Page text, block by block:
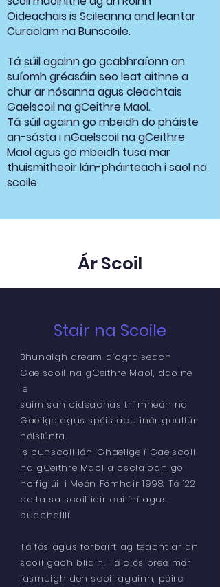
Oideachais is Scileanna and leantar
Curaclam na Bunscoile.
Tá súil againn go gcabhraíonn an
suíomh gréasáin seo leat aithne a
chur ar nósanna agus cleachtais
Gaelscoil na gCeithre Maol.
Tá súil againn go mbeidh do pháiste
an-sásta i nGaelscoil na gCeithre
Maol agus go mbeidh tusa mar
thuismitheoir lán-pháirteach i saol na
scoile.
Ár Scoil
Stair na Scoile
Bhunaigh dream díograiseach
Gaelscoil na gCeithre Maol, daoine
le
suim san oideachas trí mheán na
Gaeilge agus spéis acu inár gcultúr
náisiúnta.
Is bunscoil lán-Ghaeilge í Gaelscoil
na gCeithre Maol a osclaíodh go
hoifigiúil i Meán Fómhair 1998. Tá 122
dalta sa scoil idir cailíní agus
buachaillí.
Tá fás agus forbairt ag teacht ar an
scoil gach bliain. Tá clós breá mór
lasmuigh den scoil againn, páirc